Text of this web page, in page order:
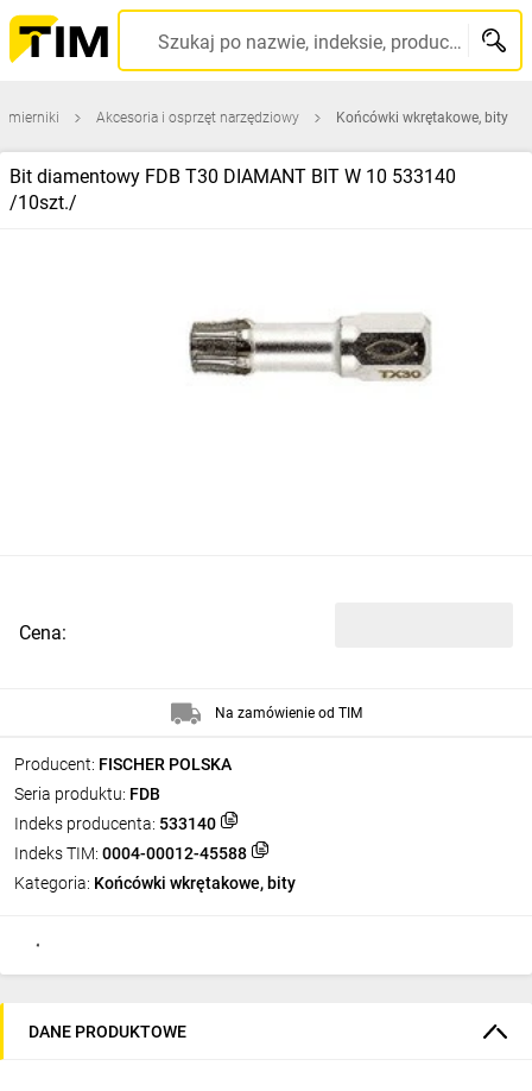
Szukaj po nazwie, indeksie, producencie, kodzie kreskowym...
mierniki Akcesoria i osprzęt narzędziowy Końcówki wkrętakowe, bity
Bit diamentowy FDB T30 DIAMANT BIT W 10 533140
/10szt./
Producent: FISCHER POLSKA
Seria produktu: FDB
Indeks producenta: 533140
Indeks TIM: 0004-00012-45588
Kategoria: Końcówki wkrętakowe, bity
Cena:
Na zamówienie od TIM
DANE PRODUKTOWE